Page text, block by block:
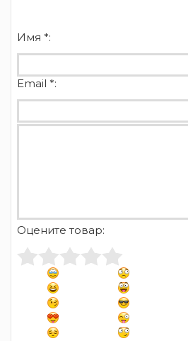
Имя *:
Email *:
Оцените товар: